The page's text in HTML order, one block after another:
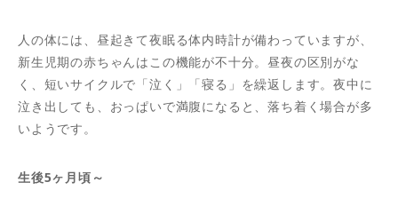
人の体には、昼起きて夜眠る体内時計が備わっていますが、
新生児期の赤ちゃんはこの機能が不十分。昼夜の区別がな
く、短いサイクルで「泣く」「寝る」を繰返します。夜中に
泣き出しても、おっぱいで満腹になると、落ち着く場合が多
いようです。
生後5ヶ月頃～